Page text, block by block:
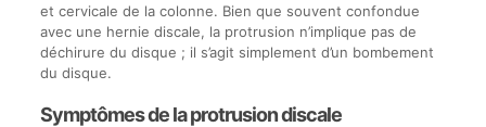
et cervicale de la colonne. Bien que souvent confondue
avec une hernie discale, la protrusion n’implique pas de
déchirure du disque ; il s’agit simplement d’un bombement
du disque.
Symptômes de la protrusion discale